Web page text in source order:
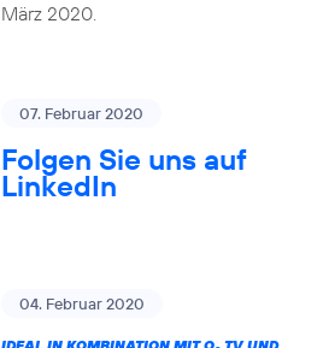
März 2020.
07. Februar 2020
Folgen Sie uns auf
LinkedIn
04. Februar 2020